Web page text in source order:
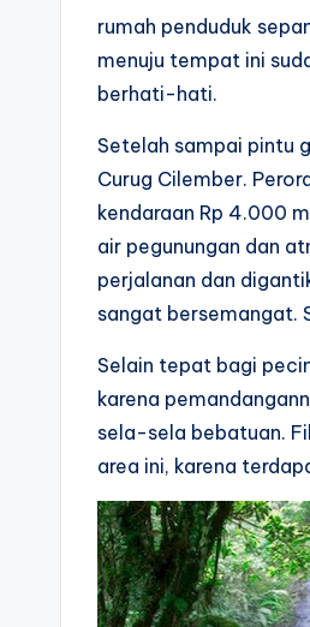
rumah penduduk
menuju tempat ini
berhati-hati.
Setelah sampai pintu
Curug Cilember.
kendaraan Rp 4.000
air pegunungan dan
perjalanan dan
sangat bersemangat.
Selain tepat bagi
karena
sela-sela bebatuan.
area ini, karena